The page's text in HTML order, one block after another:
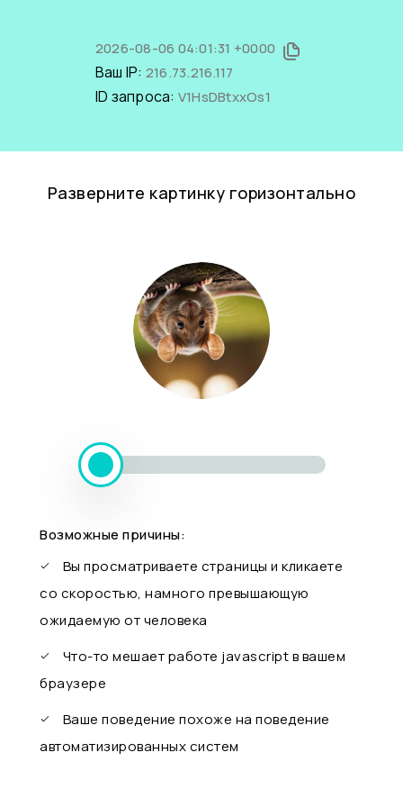
2026-08-06 04:01:31 +0000
Ваш IP: 216.73.216.117
ID запроса: V1HsDBtxxOs1
Разверните картинку горизонтально
Возможные причины:
Вы просматриваете страницы и кликаете
со скоростью, намного превышающую
ожидаемую от человека
Что-то мешает работе javascript в вашем
браузере
Ваше поведение похоже на поведение
автоматизированных систем